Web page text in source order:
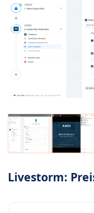
Livestorm: